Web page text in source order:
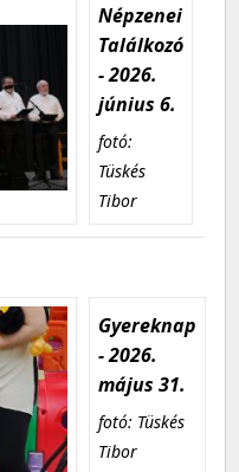
Népzenei
Találkozó
- 2026.
június 6.
fotó:
Tüskés
Tibor
Gyereknap
- 2026.
május 31.
fotó: Tüskés
Tibor